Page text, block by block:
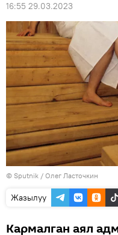
16:55 29.03.2023
© Sputnik / Олег Ласточкин
Жазылуу
Кармалган аял